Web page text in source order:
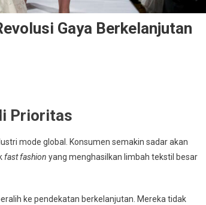
Gaya Berkelanjutan
Prioritas
mode global. Konsumen semakin sadar akan
fast fashion yang menghasilkan limbah tekstil besar
ke pendekatan berkelanjutan. Mereka tidak